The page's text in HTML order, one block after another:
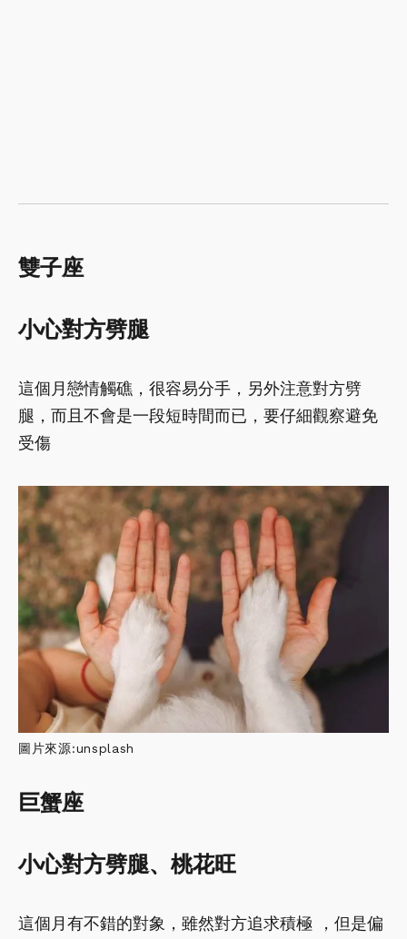
雙子座
小心對方劈腿
這個月戀情觸礁，很容易分手，另外注意對方劈
腿，而且不會是一段短時間而已，要仔細觀察避免
受傷
圖片來源:unsplash
巨蟹座
小心對方劈腿、桃花旺
這個月有不錯的對象，雖然對方追求積極 ，但是偏